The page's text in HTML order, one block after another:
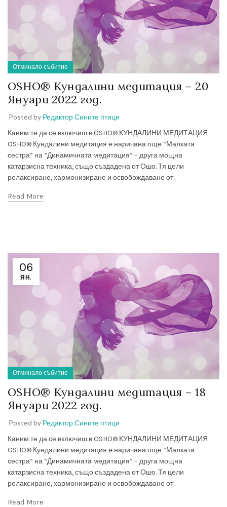
Отминало събитие
OSHO® Кундалини медитация – 20
Януари 2022 год.
Posted by Редактор Сините птици
Каним те да се включиш в OSHO® КУНДАЛИНИ МЕДИТАЦИЯ
OSHO® Кундалини медитация е наричана още “Малката
сестра” на “Динамичната медитация” – друга мощна
катарзисна техника, също създадена от Ошо. Тя цели
релаксиране, хармонизиране и освобождаване от...
Read More
06
ЯН.
Отминало събитие
OSHO® Кундалини медитация – 18
Януари 2022 год.
Posted by Редактор Сините птици
Каним те да се включиш в OSHO® КУНДАЛИНИ МЕДИТАЦИЯ
OSHO® Кундалини медитация е наричана още “Малката
сестра” на “Динамичната медитация” – друга мощна
катарзисна техника, също създадена от Ошо. Тя цели
релаксиране, хармонизиране и освобождаване от...
Read More